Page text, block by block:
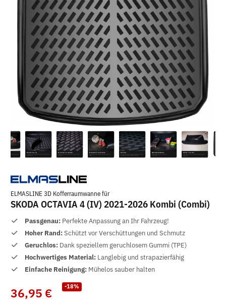
ELMASLINE 3D Kofferraumwanne für
SKODA OCTAVIA 4 (IV) 2021-2026 Kombi (Combi)
Passgenau: Perfekte Anpassung an Ihr Fahrzeug!
Hoher Rand:Schützt vor Verschüttungen und Schmutz
Geruchlos: Dank speziellem geruchlosem Gummi (TPE)
Hochwertiges Material: Langlebig und strapazierfähig
Einfache Reinigung: Mühelos sauber halten
-18%
36,95 €